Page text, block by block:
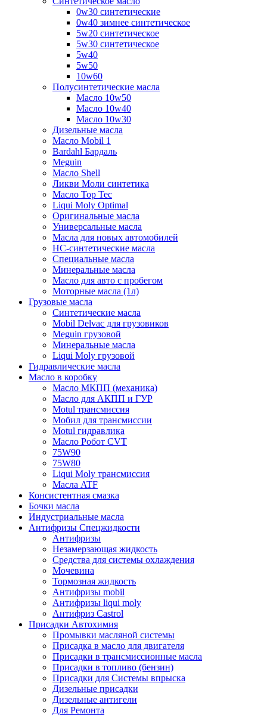
0w30 синтетические
0w40 зимнее синтетическое
5w20 синтетическое
5w30 синтетическое
5w40
5w50
10w60
Полусинтетические масла
Масло 10w50
Масло 10w40
Масло 10w30
Дизельные масла
Масло Mobil 1
Bardahl Бардаль
Meguin
Масло Shell
Ликви Моли синтетика
Масло Top Tec
Liqui Moly Optimal
Оригинальные масла
Универсальные масла
Масла для новых автомобилей
HC-синтетические масла
Специальные масла
Минеральные масла
Масло для авто с пробегом
Моторные масла (1л)
Грузовые масла
Синтетические масла
Mobil Delvac для грузовиков
Meguin грузовой
Минеральные масла
Liqui Moly грузовой
Гидравлические масла
Масло в коробку
Масло МКПП (механика)
Масло для АКПП и ГУР
Motul трансмиссия
Мобил для трансмиссии
Motul гидравлика
Масло Робот CVT
75W90
75W80
Liqui Moly трансмиссия
Масла ATF
Консистентная смазка
Бочки масла
Индустриальные масла
Антифризы Спецжидкости
Антифризы
Незамерзающая жидкость
Средства для системы охлаждения
Мочевина
Тормозная жидкость
Антифризы mobil
Антифризы liqui moly
Антифриз Castrol
Присадки Автохимия
Промывки масляной системы
Присадка в масло для двигателя
Присадки в трансмиссионные масла
Присадки в топливо (бензин)
Присадки для Системы впрыска
Дизельные присадки
Дизельные антигели
Для Ремонта